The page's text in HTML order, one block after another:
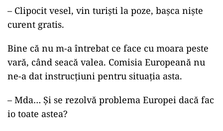
– Clipocit vesel, vin turiști la poze, bașca niște
curent gratis.
Bine că nu m-a întrebat ce face cu moara peste
vară, când seacă valea. Comisia Europeană nu
ne-a dat instrucțiuni pentru situația asta.
– Mda… Și se rezolvă problema Europei dacă fac
io toate astea?